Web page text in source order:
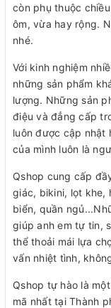
còn phụ thuộc
ôm, vừa hay rộng.
nhé.
Với kinh nghiệm
những sản phẩm
lượng. Những sản
điệu và đẳng cấp
luôn được cập nhật
của mình luôn là
Qshop cung cấp
giác, bikini, lọt khe,
biển, quần
giúp anh em tự tin,
thể thoải mái lựa
vấn nhiệt tình,
Qshop tự hào là
mã nhất tại Thành